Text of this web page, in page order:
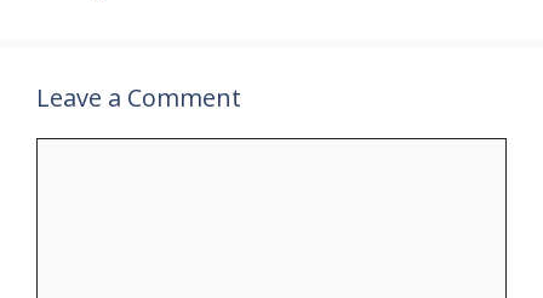
Leave a Comment